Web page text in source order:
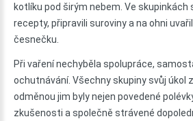
kotlíku pod širým nebem. Ve skupinkách
recepty, připravili suroviny a na ohni
česnečku.
Při vaření nechyběla spolupráce,
ochutnávání. Všechny skupiny svůj úkol
odměnou jim byly nejen povedené
zkušenosti a společně strávené